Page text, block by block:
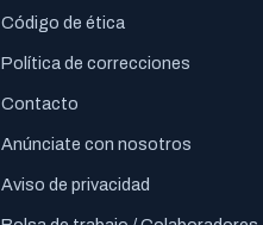
Código de ética
Política de correcciones
Contacto
Anúnciate con nosotros
Aviso de privacidad